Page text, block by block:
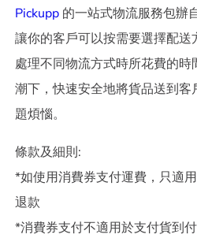
Pickupp 的一站式物流服務包辦
讓你的客戶可以按需要選擇配
處理不同物流方式時所花費的
潮下，快速安全地將貨品送到
題煩惱。
條款及細則:
*如使用消費券支付運費，只適
退款
*消費券支付不適用於支付貨到